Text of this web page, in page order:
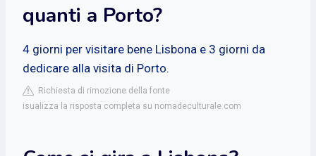
quanti a Porto?
4 giorni per visitare bene Lisbona e 3 giorni da
dedicare alla visita di Porto.
Richiesta di rimozione della fonte
isualizza la risposta completa su nomadeculturale.com